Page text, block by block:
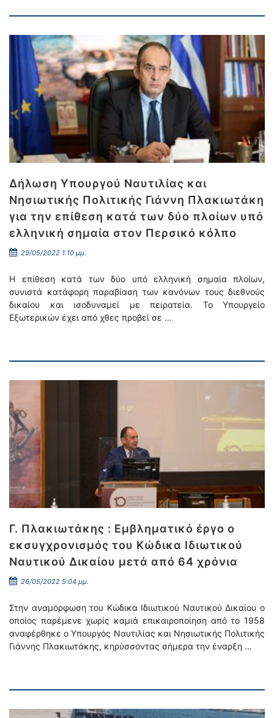
Δήλωση Υπουργού Ναυτιλίας και
Νησιωτικής Πολιτικής Γιάννη Πλακιωτάκη
για την επίθεση κατά των δύο πλοίων υπό
ελληνική σημαία στον Περσικό κόλπο
29/05/2022 1:10 μμ.
Η επίθεση κατά των δύο υπό ελληνική σημαία πλοίων,
συνιστά κατάφορη παραβίαση των κανόνων τους διεθνούς
δικαίου και ισοδυναμεί με πειρατεία. Το Υπουργείο
Εξωτερικών έχει από χθες προβεί σε …
Γ. Πλακιωτάκης : Εμβληματικό έργο ο
εκσυγχρονισμός του Κώδικα Ιδιωτικού
Ναυτικού Δικαίου μετά από 64 χρόνια
26/05/2022 5:04 μμ.
Στην αναμόρφωση του Κώδικα Ιδιωτικού Ναυτικού Δικαίου ο
οποίος παρέμενε χωρίς καμιά επικαιροποίηση από το 1958
αναφέρθηκε ο Υπουργός Ναυτιλίας και Νησιωτικής Πολιτικής
Γιάννης Πλακιωτάκης, κηρύσσοντας σήμερα την έναρξη …